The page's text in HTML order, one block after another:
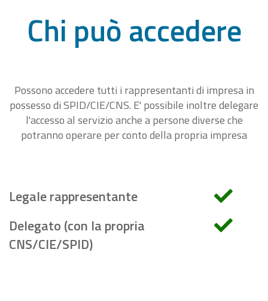
Chi può accedere
Possono accedere tutti i rappresentanti di impresa in
possesso di SPID/CIE/CNS. E' possibile inoltre delegare
l'accesso al servizio anche a persone diverse che
potranno operare per conto della propria impresa
Legale rappresentante
Delegato (con la propria
CNS/CIE/SPID)